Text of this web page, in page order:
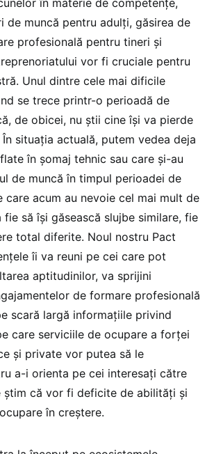
în materie de competențe,
de muncă pentru adulți, găsirea de
profesională pentru tineri și
vor fi cruciale pentru
Unul dintre cele mai dificile
se trece printr-o perioadă de
de obicei, nu știi cine își va pierde
situația actuală, putem vedea deja
în șomaj tehnic sau care și-au
de muncă în timpul perioadei de
care acum au nevoie cel mai mult de
să își găsească slujbe similare, fie
total diferite. Noul nostru Pact
îi va reuni pe cei care pot
aptitudinilor, va sprijini
de formare profesională
scară largă informațiile privind
care serviciile de ocupare a forței
și private vor putea să le
a-i orienta pe cei interesați către
știm că vor fi deficite de abilități și
în creștere.